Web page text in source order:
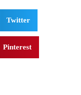
Twitter
Pinterest